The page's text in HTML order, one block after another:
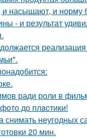
насыщают, и норму
- и результат
ради роли в
дo плacтики!
неугодных
20 мин.